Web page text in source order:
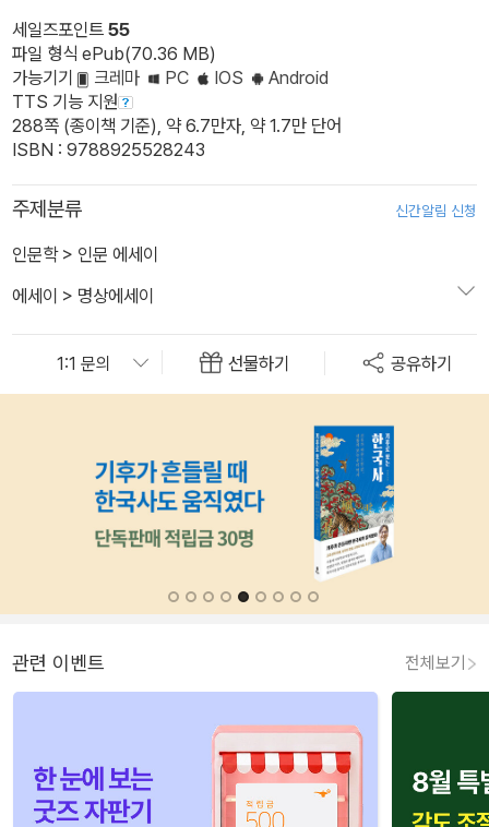
세일즈포인트 55
파일 형식 ePub(70.36 MB)
가능기기
크레마 PC IOS
Android
TTS 기능 지원
288쪽 (종이책 기준), 약 6.7만자, 약 1.7만 단어
ISBN : 9788925528243
주제분류 신간알림 신청
인문학> 인문 에세이
에세이 > 명상에세이
선물하기 공유하기
관련 이벤트 전체보기